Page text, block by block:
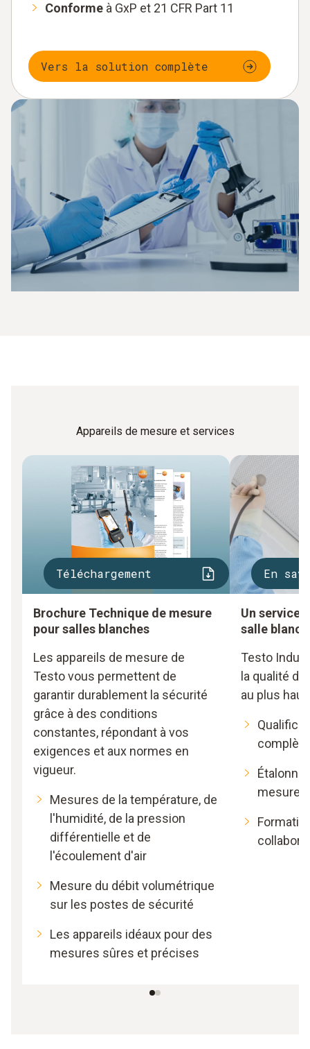
Conforme à GxP et 21 CFR Part 11
Vers la solution complète
Appareils de mesure et services
Téléchargement
Brochure Technique de mesure
pour salles blanches
Les appareils de mesure de
Testo vous permettent de
garantir durablement la sécurité
grâce à des conditions
constantes, répondant à vos
exigences et aux normes en
vigueur.
Mesures de la température, de
l'humidité, de la pression
différentielle et de
l'écoulement d'air
Mesure du débit volumétrique
sur les postes de sécurité
Les appareils idéaux pour des
mesures sûres et précises
En
Un service
salle
Testo
la qualité
au plus
mesure